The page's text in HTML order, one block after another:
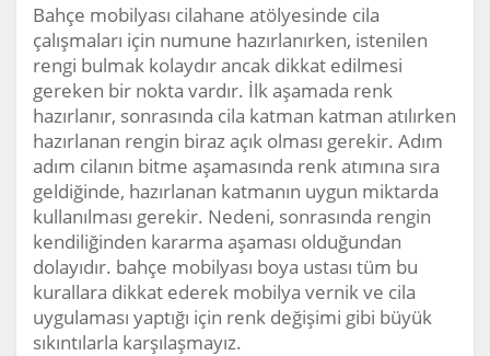
Bahçe mobilyası cilahane atölyesinde cila
çalışmaları için numune hazırlanırken, istenilen
rengi bulmak kolaydır ancak dikkat edilmesi
gereken bir nokta vardır. İlk aşamada renk
hazırlanır, sonrasında cila katman katman atılırken
hazırlanan rengin biraz açık olması gerekir. Adım
adım cilanın bitme aşamasında renk atımına sıra
geldiğinde, hazırlanan katmanın uygun miktarda
kullanılması gerekir. Nedeni, sonrasında rengin
kendiliğinden kararma aşaması olduğundan
dolayıdır. bahçe mobilyası boya ustası tüm bu
kurallara dikkat ederek mobilya vernik ve cila
uygulaması yaptığı için renk değişimi gibi büyük
sıkıntılarla karşılaşmayız.